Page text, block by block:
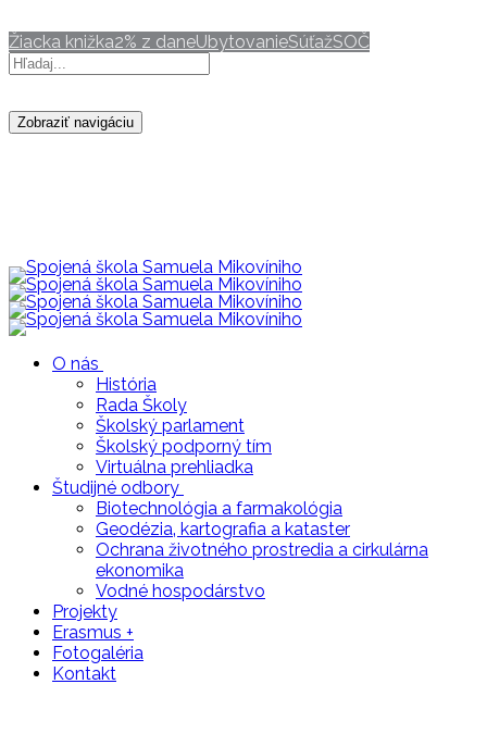
Žiacka knižka2% z daneUbytovanieSúťažSOČ
Zobraziť navigáciu
O nás
História
Rada Školy
Školský parlament
Školský podporný tím
Virtuálna prehliadka
Študijné odbory
Biotechnológia a farmakológia
Geodézia‚ kartografia a kataster
Ochrana životného prostredia a cirkulárna
ekonomika
Vodné hospodárstvo
Projekty
Erasmus +
Fotogaléria
Kontakt